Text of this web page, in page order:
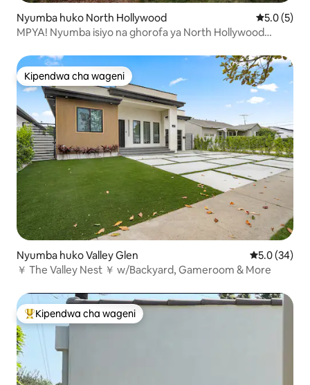
Nyumba huko North Hollywood Ukadiriaji
5.0 (5)
MPYA! Nyumba isiyo na ghorofa ya North Hollywood
Kipendwa cha wageni
Kipendwa cha wageni
Nyumba huko Valley Glen Ukadiriaji
5.0 (34)
￥ The Valley Nest ￥ w/Backyard, Gameroom & More
Kipendwa maarufu cha wageni
Kipendwa cha wageni